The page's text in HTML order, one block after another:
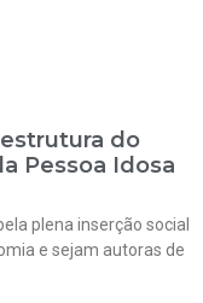
do
Pessoa Idosa
plena inserção social
e sejam autoras de